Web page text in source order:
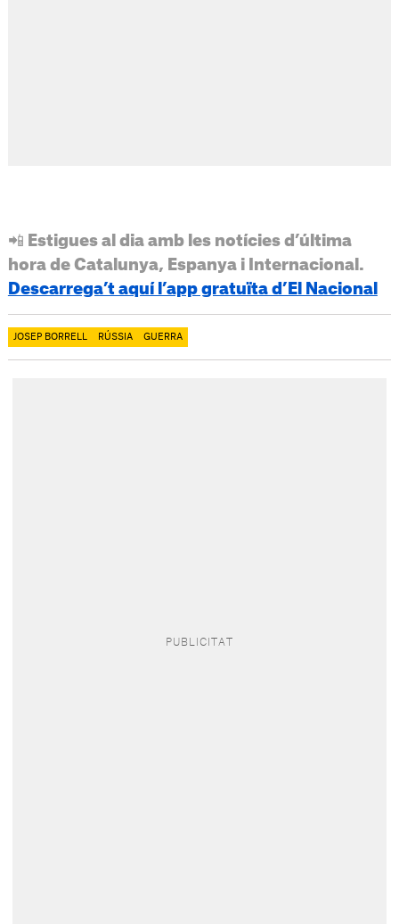
📲 Estigues al dia amb les notícies d’última
hora de Catalunya, Espanya i Internacional.
Descarrega’t aquí l’app gratuïta d’El Nacional
JOSEP BORRELL RÚSSIA GUERRA